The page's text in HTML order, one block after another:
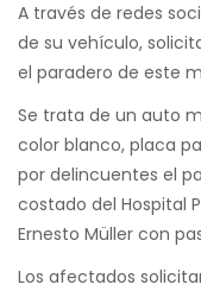
A través de redes
de su vehículo,
el paradero de este
Se trata de un auto
color blanco, placa
por delincuentes el
costado del Hospital
Ernesto Müller con
Los afectados